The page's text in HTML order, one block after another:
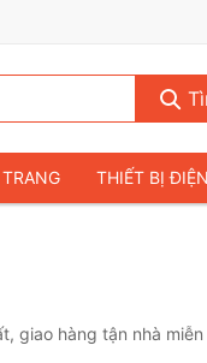
THIẾT BỊ
SÁCH & TẠP CHÍ
giao hàng tận nhà